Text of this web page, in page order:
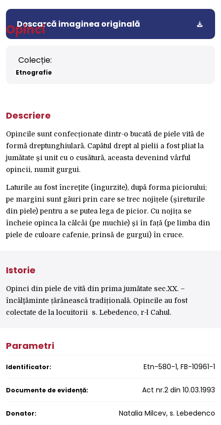
Descarcă imaginea originală
Opinci
Colecție:
Etnografie
Descriere
Opincile sunt confecționate dintr-o bucată de piele vită de
formă dreptunghiulară. Capătul drept al pielii a fost pliat la
jumătate și unit cu o cusătură, aceasta devenind vârful
opincii, numit gurgui.
Laturile au fost încreţite (îngurzite), după forma piciorului;
pe margini sunt găuri prin care se trec nojițele (șireturile
din piele) pentru a se putea lega de picior. Cu nojița se
încheie opinca la călcâi (pe muchie) și în față (pe limba din
piele de culoare cafenie, prinsă de gurgui) în cruce.
Istorie
Opinci din piele de vită din prima jumătate sec.XX. –
încălţăminte țărănească tradițională. Opincile au fost
colectate de la locuitorii s. Lebedenco, r-l Cahul.
Parametri
Identificator: Etn-580-1, FB-10961-1
Documente de evidență: Act nr.2 din 10.03.1993
Donator: Natalia Milcev, s. Lebedenco